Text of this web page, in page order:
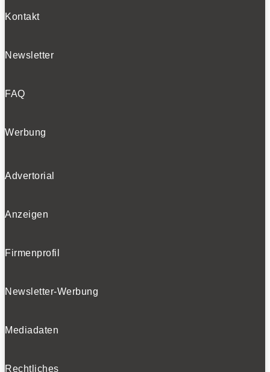
Kontakt
Newsletter
FAQ
Werbung
Advertorial
Anzeigen
Firmenprofil
Newsletter-Werbung
Mediadaten
Rechtliches